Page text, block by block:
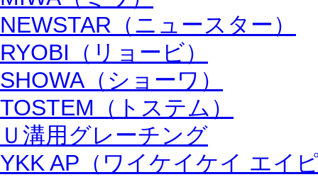
NEWSTAR（ニュースター）
RYOBI（リョービ）
SHOWA（ショーワ）
TOSTEM（トステム）
Ｕ溝用グレーチング
YKK AP（ワイケイケイ エイ